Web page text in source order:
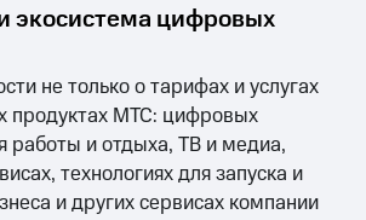
экосистема цифровых
не только о тарифах и услугах
продуктах МТС: цифровых
работы и отдыха, ТВ и медиа,
технологиях для запуска и
и других сервисах компании